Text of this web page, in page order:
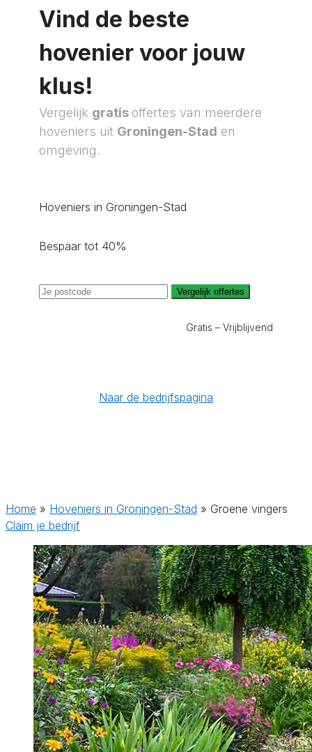
Vind de beste
hovenier voor jouw
klus!
Vergelijk gratis offertes van meerdere
hoveniers uit Groningen-Stad en
omgeving.
Hoveniers in Groningen-Stad
Bespaar tot 40%
Vergelijk offertes
Gratis – Vrijblijvend
Naar de bedrijfspagina
Home » Hoveniers in Groningen-Stad » Groene vingers
Claim je bedrijf